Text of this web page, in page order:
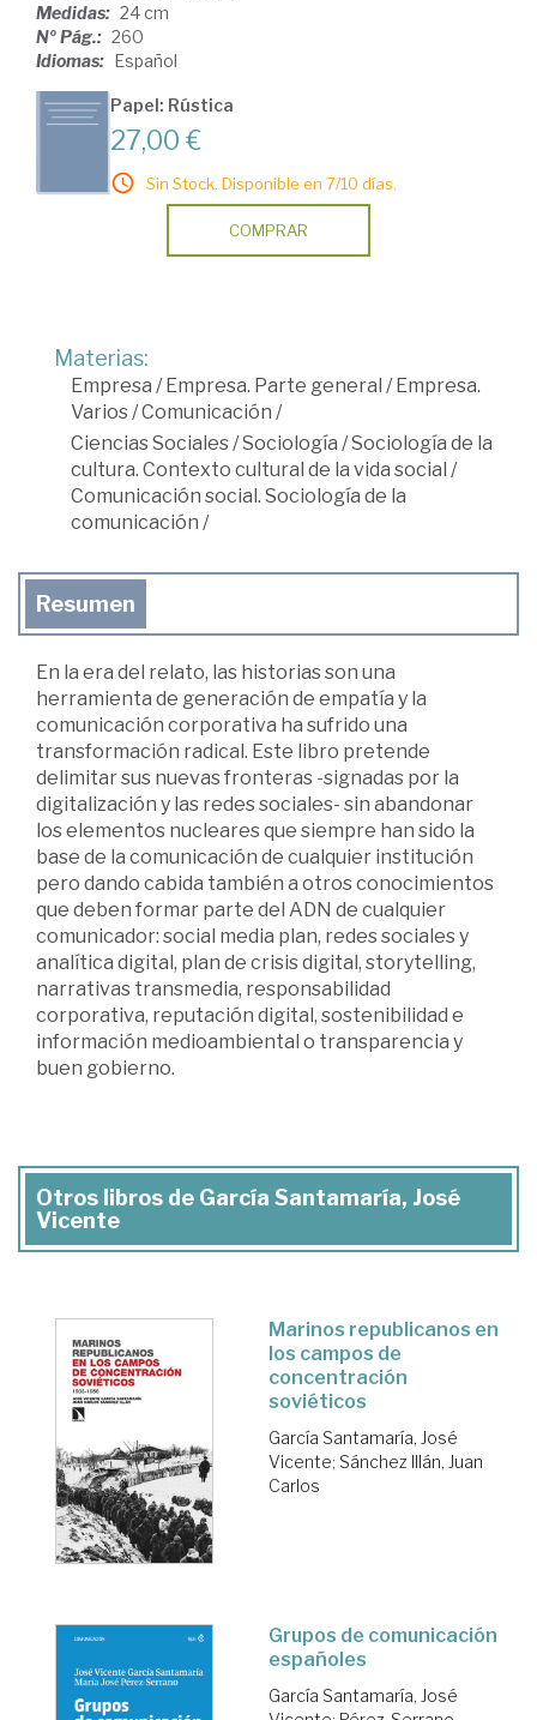
Medidas: 24 cm
Nº Pág.: 260
Idiomas: Español
Papel: Rústica
27,00 €
Sin Stock. Disponible en 7/10 días.
COMPRAR
Materias:
Empresa / Empresa. Parte general / Empresa.
Varios/Comunicación /
Ciencias Sociales/Sociología /Sociología de la
cultura. Contexto cultural de la vida social /
Comunicación social. Sociología de la
comunicación /
Resumen
En la era del relato, las historias son una
herramienta de generación de empatía y la
comunicación corporativa ha sufrido una
transformación radical. Este libro pretende
delimitar sus nuevas fronteras -signadas por la
digitalización y las redes sociales- sin abandonar
los elementos nucleares que siempre han sido la
base de la comunicación de cualquier institución
pero dando cabida también a otros conocimientos
que deben formar parte del ADN de cualquier
comunicador: social media plan, redes sociales y
analítica digital, plan de crisis digital, storytelling,
narrativas transmedia, responsabilidad
corporativa, reputación digital, sostenibilidad e
información medioambiental o transparencia y
buen gobierno.
Otros libros de García Santamaría, José
Vicente
Marinos republicanos en
los campos de
concentración
soviéticos
García Santamaría, José
Vicente; Sánchez Illán, Juan
Carlos
Grupos de comunicación
españoles
García Santamaría, José